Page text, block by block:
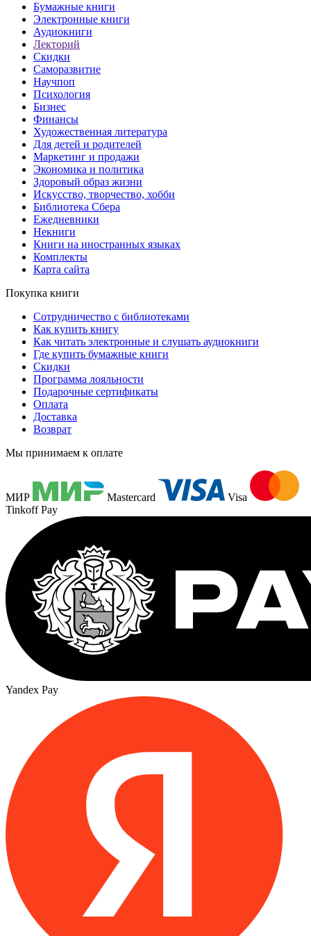
Бумажные книги
Электронные книги
Аудиокниги
Лекторий
Скидки
Саморазвитие
Научпоп
Психология
Бизнес
Финансы
Художественная литература
Для детей и родителей
Маркетинг и продажи
Экономика и политика
Здоровый образ жизни
Искусство, творчество, хобби
Библиотека Сбера
Ежедневники
Некниги
Книги на иностранных языках
Комплекты
Карта сайта
Покупка книги
Сотрудничество с библиотеками
Как купить книгу
Как читать электронные и слушать аудиокниги
Где купить бумажные книги
Скидки
Программа лояльности
Подарочные сертификаты
Оплата
Доставка
Возврат
Мы принимаем к оплате
МИР Mastercard
Visa
Tinkoff Pay
Yandex Pay